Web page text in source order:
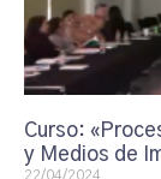
Curso:
y Medios de
22/04/2024